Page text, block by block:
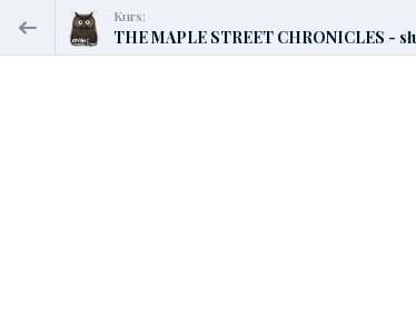
Kurs:
THE MAPLE STREET CHRONICLES -